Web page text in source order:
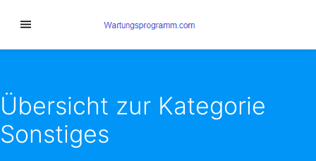
Übersicht zur Kategorie
Sonstiges